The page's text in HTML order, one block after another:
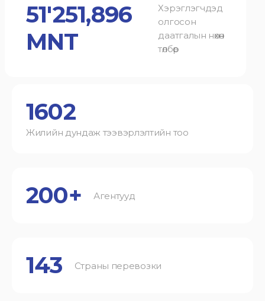
51'251,896
MNT
Хэрэглэгчдэд
олгосон
даатгалын нөхөн
төлбөр
1602
Жилийн дундаж тээвэрлэлтийн тоо
200+ Агентууд
143 Страны перевозки